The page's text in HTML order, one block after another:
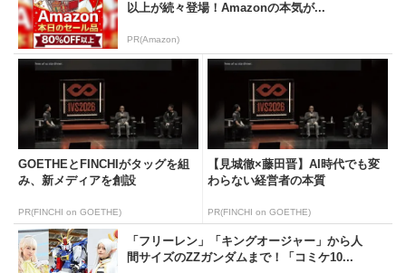
以上が続々登場！Amazonの本気が...
PR(Amazon)
GOETHEとFINCHIがタッグを組
み、新メディアを創設
PR(FINCHI on GOETHE)
【見城徹×藤田晋】AI時代でも変
わらない経営者の本質
PR(FINCHI on GOETHE)
「フリーレン」「キングオージャー」から人
間サイズのZZガンダムまで！「コミケ10...